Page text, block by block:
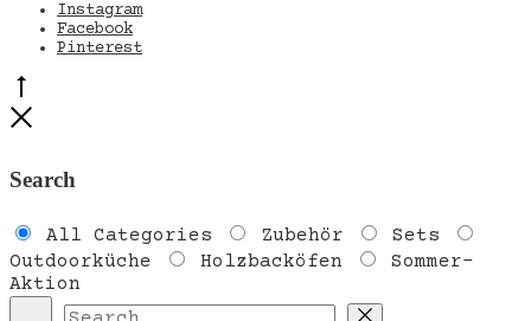
Instagram
Facebook
Pinterest
Search
All Categories Zubehör
Sets
Outdoorküche
Holzbacköfen
Sommer-
Aktion